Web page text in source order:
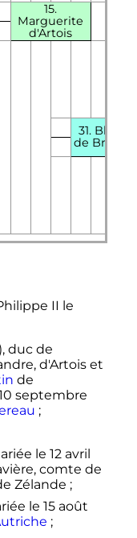
15.
Marguerite
d'Artois
31.
de
II le
duc de
d'Artois et
de
septembre
;
le 12 avril
comte de
Zélande ;
le 15 août
;